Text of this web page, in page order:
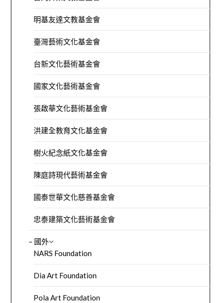
明基友達文教基金會
臺灣藝術文化基金會
台新文化藝術基金會
國家文化藝術基金會
張啟華文化藝術基金會
洪建全教育文化基金會
樹火紀念紙文化基金會
陳庭詩現代藝術基金會
國泰世華文化慈善基金會
忠泰建築文化藝術基金會
– 國外
NARS Foundation
Dia Art Foundation
Pola Art Foundation